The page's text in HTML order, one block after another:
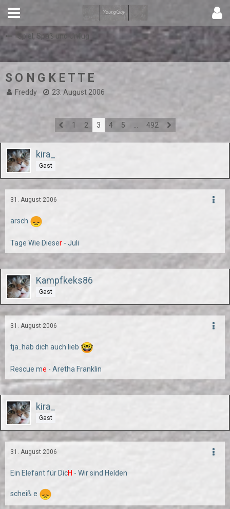
Spiel, Spaß und Unfug
S O N G K E T T E
Freddy 23. August 2006
1 2 3 4 5 492
kira_
Gast
31. August 2006
arsch
Tage Wie Dieser - Juli
Kampfkeks86
Gast
31. August 2006
tja..hab dich auch lieb
Rescue me - Aretha Franklin
kira_
Gast
31. August 2006
Ein Elefant für DicH - Wir sind Helden
scheiß e